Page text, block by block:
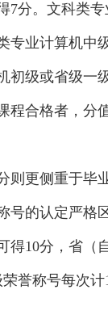
7分。文科类
专业计算机中
初级或省级一
程合格者，分
更侧重于毕
号的认定严格
得10分，省（
誉称号每次